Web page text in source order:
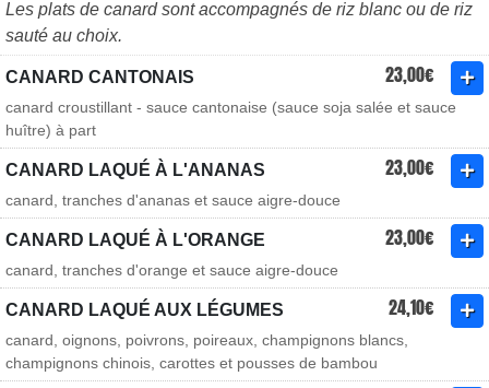
Les plats de canard sont accompagnés de riz blanc ou de riz
sauté au choix.
CANARD CANTONAIS 23,00€
canard croustillant - sauce cantonaise (sauce soja salée et sauce
huître) à part
CANARD LAQUÉ À L'ANANAS 23,00€
canard, tranches d'ananas et sauce aigre-douce
CANARD LAQUÉ À L'ORANGE 23,00€
canard, tranches d'orange et sauce aigre-douce
CANARD LAQUÉ AUX LÉGUMES 24,10€
canard, oignons, poivrons, poireaux, champignons blancs,
champignons chinois, carottes et pousses de bambou